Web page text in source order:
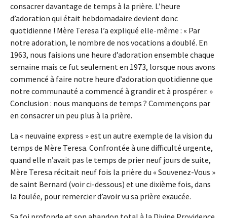
consacrer davantage de temps à la prière. L’heure
d’adoration qui était hebdomadaire devient donc
quotidienne ! Mère Teresa l’a expliqué elle-même : « Par
notre adoration, le nombre de nos vocations a doublé. En
1963, nous faisions une heure d’adoration ensemble chaque
semaine mais ce fut seulement en 1973, lorsque nous avons
commencé à faire notre heure d’adoration quotidienne que
notre communauté a commencé à grandir et à prospérer. »
Conclusion : nous manquons de temps ? Commençons par
en consacrer un peu plus à la prière.
La « neuvaine express » est un autre exemple de la vision du
temps de Mère Teresa. Confrontée à une difficulté urgente,
quand elle n’avait pas le temps de prier neuf jours de suite,
Mère Teresa récitait neuf fois la prière du « Souvenez-Vous »
de saint Bernard (voir ci-dessous) et une dixième fois, dans
la foulée, pour remercier d’avoir vu sa prière exaucée.